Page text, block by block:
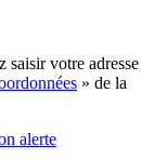
saisir votre adresse
» de la
alerte